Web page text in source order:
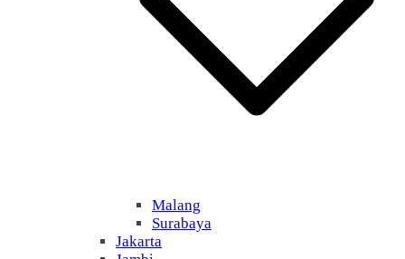
Malang
Surabaya
Jakarta